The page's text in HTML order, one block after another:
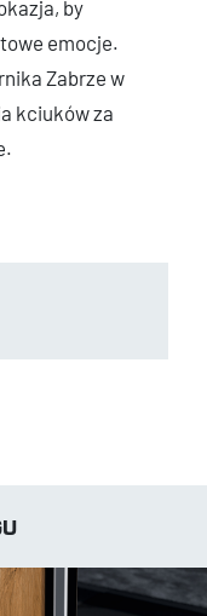
by
emocje.
Zabrze w
kciuków za